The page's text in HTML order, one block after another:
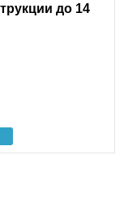
до 14